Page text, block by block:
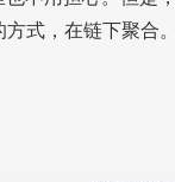
式，在链下聚合